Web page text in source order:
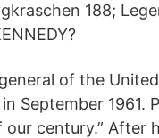
188;
of the
September 1961.
century.” After